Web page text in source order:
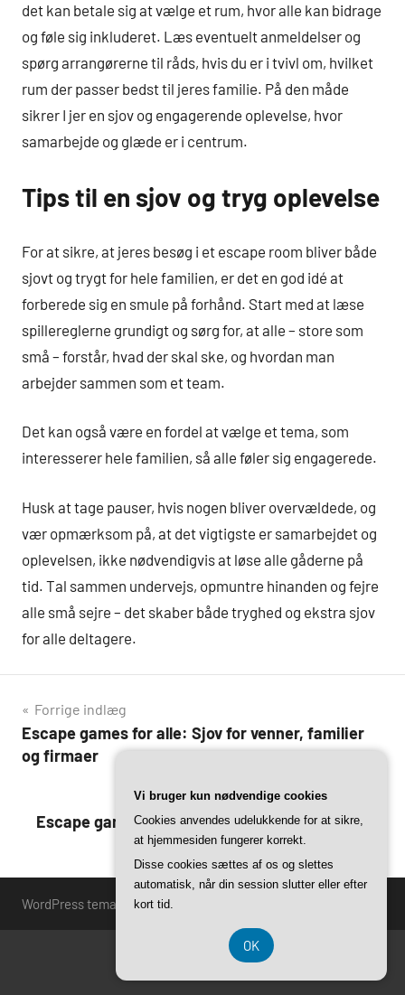
det kan betale sig at vælge et rum, hvor alle kan bidrage
og føle sig inkluderet. Læs eventuelt anmeldelser og
spørg arrangørerne til råds, hvis du er i tvivl om, hvilket
rum der passer bedst til jeres familie. På den måde
sikrer I jer en sjov og engagerende oplevelse, hvor
samarbejde og glæde er i centrum.
Tips til en sjov og tryg oplevelse
For at sikre, at jeres besøg i et escape room bliver både
sjovt og trygt for hele familien, er det en god idé at
forberede sig en smule på forhånd. Start med at læse
spillereglerne grundigt og sørg for, at alle – store som
små – forstår, hvad der skal ske, og hvordan man
arbejder sammen som et team.
Det kan også være en fordel at vælge et tema, som
interesserer hele familien, så alle føler sig engagerede.
Husk at tage pauser, hvis nogen bliver overvældede, og
vær opmærksom på, at det vigtigste er samarbejdet og
oplevelsen, ikke nødvendigvis at løse alle gåderne på
tid. Tal sammen undervejs, opmuntre hinanden og fejre
alle små sejre – det skaber både tryghed og ekstra sjov
for alle deltagere.
Indlægsnavigation
Forrige indlæg
Escape games for alle: Sjov for venner, familier
og firmaer
Næste indlæg
Escape games for alle: Find det perfekte rum til
familie, venner eller firmaet
WordPress tema: Harrison by ThemeZee.
CVR 37407739
Vi bruger kun nødvendige cookies
Cookies anvendes udelukkende for at sikre,
at hjemmesiden fungerer korrekt.
Disse cookies sættes af os og slettes
automatisk, når din session slutter eller efter
kort tid.
OK